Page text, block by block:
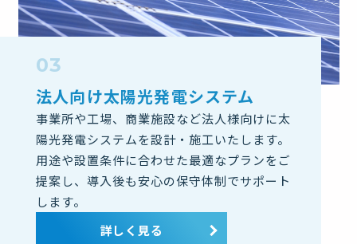
法人向け太陽光発電システム
事業所や工場、商業施設など法人様向けに太
陽光発電システムを設計・施工いたします。
用途や設置条件に合わせた最適なプランをご
提案し、導入後も安心の保守体制でサポート
します。
詳しく見る